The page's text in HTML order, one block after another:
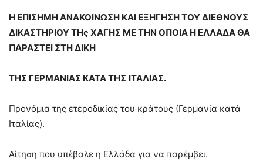
Η ΕΠΙΣΗΜΗ ΑΝΑΚΟΙΝΩΣΗ ΚΑΙ ΕΞΗΓΗΣΗ ΤΟΥ ΔΙΕΘΝΟΥΣ
ΔΙΚΑΣΤΗΡΙΟΥ ΤΗς ΧΑΓΗΣ ΜΕ ΤΗΝ ΟΠΟΙΑ Η ΕΛΛΑΔΑ ΘΑ
ΠΑΡΑΣΤΕΙ ΣΤΗ ΔΙΚΗ
ΤΗΣ ΓΕΡΜΑΝΙΑΣ ΚΑΤΑ ΤΗΣ ΙΤΑΛΙΑΣ.
Προνόμια της ετεροδικίας του κράτους (Γερμανία κατά
Ιταλίας).
Αίτηση που υπέβαλε η Ελλάδα για να παρέμβει.